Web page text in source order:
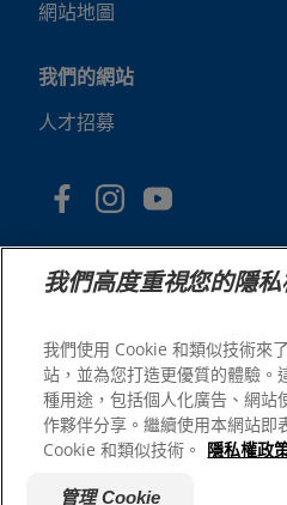
網站地圖
我們的網站
人才招募
© 2025 Hill's Pet
版權所有。
本文所使用的商標僅指在
冊狀態可能有所不同。您
我們高度重視您的隱私
我們使用 Cookie 和類似技術來
站，並為您打造更優質的體驗。
種用途，包括個人化廣告、網站
作夥伴分享。繼續使用本網站即
Cookie 和類似技術。 隱私權政
管理 Cookie